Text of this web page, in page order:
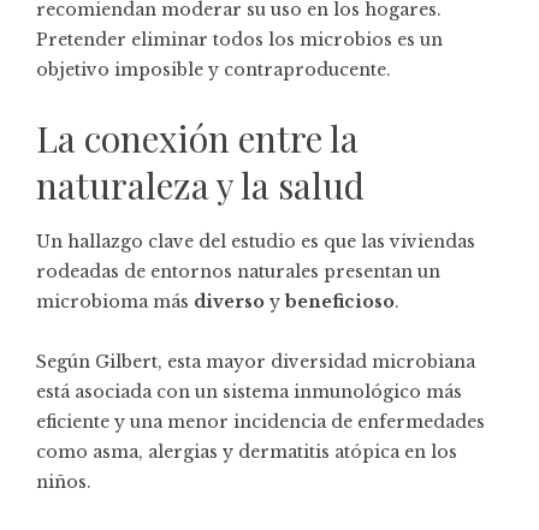
recomiendan moderar su uso en los hogares.
Pretender eliminar todos los microbios es un
objetivo imposible y contraproducente.
La conexión entre la
naturaleza y la salud
Un hallazgo clave del estudio es que las viviendas
rodeadas de entornos naturales presentan un
microbioma más diverso y beneficioso.
Según Gilbert, esta mayor diversidad microbiana
está asociada con un sistema inmunológico más
eficiente y una menor incidencia de enfermedades
como asma, alergias y dermatitis atópica en los
niños.